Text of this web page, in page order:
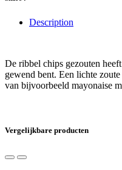
Description
De ribbel chips gezouten
gewend bent. Een lichte
van bijvoorbeeld mayonaise
Vergelijkbare producten